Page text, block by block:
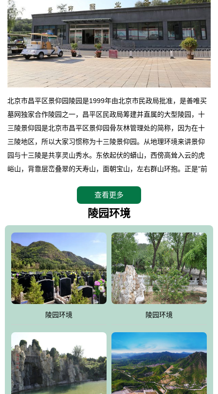
北京市昌平区景仰园陵园是1999年由北京市民政局批准，是善唯买
墓网独家合作陵园之一，昌平区民政局筹建并直属的大型陵园，十
三陵景仰园是北京市昌平区景仰园骨灰林管理处的简称，因为在十
三陵地区，所以大家习惯称为十三陵景仰园。从地理环境来讲景仰
园与十三陵是共享灵山秀水。东依起伏的蟒山，西傍高耸入云的虎
峪山，背靠层峦叠翠的天寿山，面朝宝山，左右群山环抱。正是"前
座陵园地处天寿山的环抱之中，四周群山若封似闭，层峦叠翠，秋
天枫叶艳红欲滴，冬天银装素裹分外妖娆！南面隔山而望的正是著
赞叹："景仰园真乃浑然天成的人生后花园！"陵区内草木茂盛，灵气
盎然，既有山川大聚的龙脉气魄，又有藏风得水的宝密形局。十三
陵是世间稀有的地形宝地，也是我们让逝者回归自然的首选墓葬之
灵穴，安息之宝地。
查看更多
陵园环境
陵园环境 陵园环境